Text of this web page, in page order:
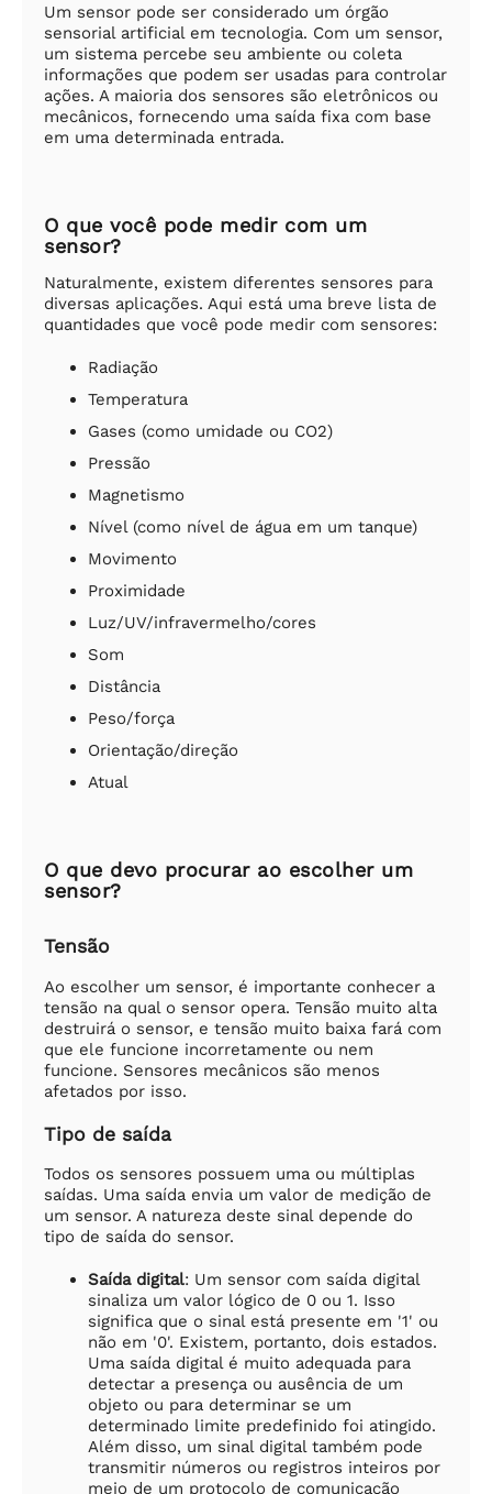
Um sensor pode ser considerado um órgão
sensorial artificial em tecnologia. Com um sensor,
um sistema percebe seu ambiente ou coleta
informações que podem ser usadas para controlar
ações. A maioria dos sensores são eletrônicos ou
mecânicos, fornecendo uma saída fixa com base
em uma determinada entrada.
O que você pode medir com um
sensor?
Naturalmente, existem diferentes sensores para
diversas aplicações. Aqui está uma breve lista de
quantidades que você pode medir com sensores:
Radiação
Temperatura
Gases (como umidade ou CO2)
Pressão
Magnetismo
Nível (como nível de água em um tanque)
Movimento
Proximidade
Luz/UV/infravermelho/cores
Som
Distância
Peso/força
Orientação/direção
Atual
O que devo procurar ao escolher um
sensor?
Tensão
Ao escolher um sensor, é importante conhecer a
tensão na qual o sensor opera. Tensão muito alta
destruirá o sensor, e tensão muito baixa fará com
que ele funcione incorretamente ou nem
funcione. Sensores mecânicos são menos
afetados por isso.
Tipo de saída
Todos os sensores possuem uma ou múltiplas
saídas. Uma saída envia um valor de medição de
um sensor. A natureza deste sinal depende do
tipo de saída do sensor.
Saída digital: Um sensor com saída digital
sinaliza um valor lógico de 0 ou 1. Isso
significa que o sinal está presente em '1' ou
não em '0'. Existem, portanto, dois estados.
Uma saída digital é muito adequada para
detectar a presença ou ausência de um
objeto ou para determinar se um
determinado limite predefinido foi atingido.
Além disso, um sinal digital também pode
transmitir números ou registros inteiros por
meio de um protocolo de comunicação